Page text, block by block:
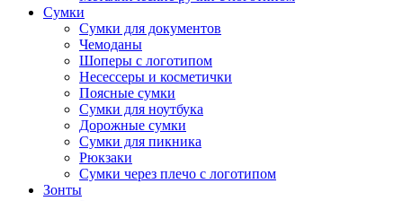
Сумки
Сумки для документов
Чемоданы
Шоперы с логотипом
Несессеры и косметички
Поясные сумки
Сумки для ноутбука
Дорожные сумки
Сумки для пикника
Рюкзаки
Сумки через плечо с логотипом
Зонты